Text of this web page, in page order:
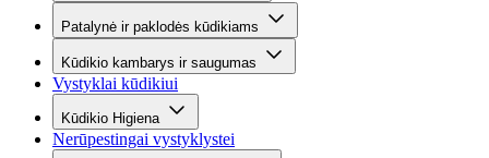
Patalynė ir paklodės kūdikiams
Kūdikio kambarys ir saugumas
Vystyklai kūdikiui
Kūdikio Higiena
Nerūpestingai vystyklystei